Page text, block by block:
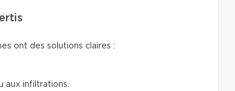
ont des solutions claires :
aux infiltrations.